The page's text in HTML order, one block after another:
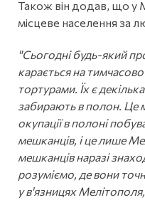
Також він додав, що у
місцеве населення за
"Сьогодні будь-який
карається на
тортурами. Їх є
забирають в полон. Це
окупації в полоні
мешканців, і це лише
мешканців наразі
розуміємо, де вони
у в'язницях